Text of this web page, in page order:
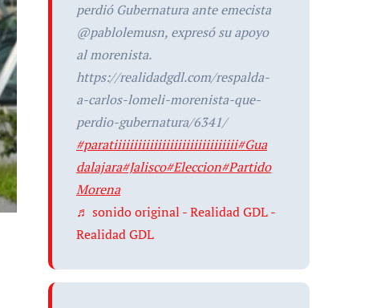
perdió Gubernatura ante emecista
@pablolemusn, expresó su apoyo
al morenista.
https://realidadgdl.com/respalda-
a-carlos-lomeli-morenista-que-
perdio-gubernatura/6341/
#paratiiiiiiiiiiiiiiiiiiiiiiiiiiiiiii#Gua
dalajara#Jalisco#Eleccion#Partido
Morena
♬ sonido original - Realidad GDL -
Realidad GDL